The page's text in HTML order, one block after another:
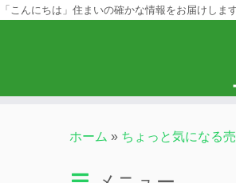
「こんにちは」住まいの確かな情報をお届けします
ホーム » ちょっと気になる